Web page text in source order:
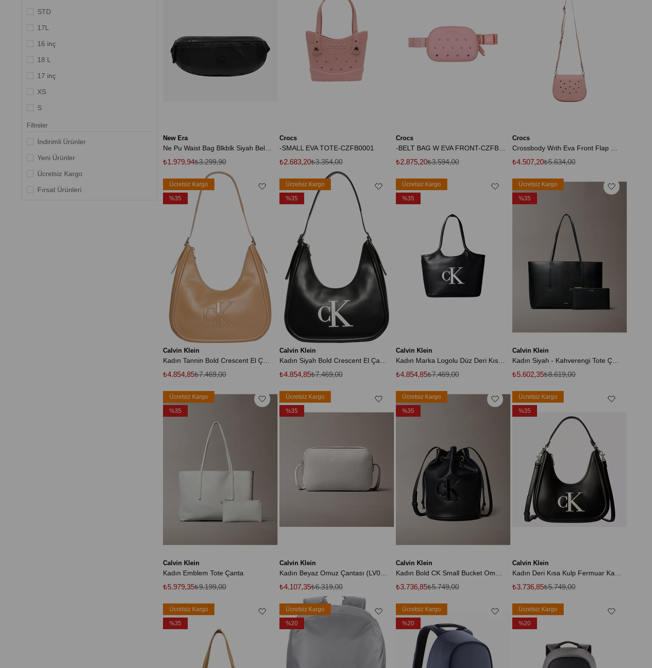
Kırmızı
Lacivert
Koyu Gri
STD
17L
16 inç
18 L
17 inç
XS
S
M
L
XL
0
Filtreler
İndirimli Ürünler
Yeni Ürünler
Ücretsiz Kargo
Fırsat Ürünleri
New Era
Ne Pu Waist Bag Blkblk Siyah Bel Çantası
₺1.979,94₺3.299,90
Crocs
-SMALL EVA TOTE-CZFB0001
₺2.683,20₺3.354,00
Crocs
-BELT BAG W EVA FRONT-CZFB0004
₺2.875,20₺3.594,00
Crocs
₺4.507,20₺5.634,00
Calvin Klein
Kadın Tannin Bold Crescent El Çantası
₺4.854,85₺7.469,00
Ücretsiz Kargo
%35
Calvin Klein
₺4.854,85₺7.469,00
Ücretsiz Kargo
%35
Calvin Klein
Kadın Marka Logolu Düz Deri Kısa Askılı Siyah Çanta
₺4.854,85₺7.469,00
Ücretsiz Kargo
%35
Calvin Klein
Kadın Siyah - Kahverengi Tote Çanta
₺5.602,35₺8.619,00
Ücretsiz Kargo
%35
Calvin Klein
Kadın Emblem Tote Çanta
₺5.979,35₺9.199,00
Ücretsiz Kargo
%35
Calvin Klein
Kadın Beyaz Omuz Çantası (LV04F3268G-2XB)
₺4.107,35₺6.319,00
Ücretsiz Kargo
%35
Calvin Klein
₺3.736,85₺5.749,00
Ücretsiz Kargo
%35
Calvin Klein
₺3.736,85₺5.749,00
Ücretsiz Kargo
%35
Ücretsiz Kargo
%35
Ücretsiz Kargo
%20
Ücretsiz Kargo
%20
Ücretsiz Kargo
%20